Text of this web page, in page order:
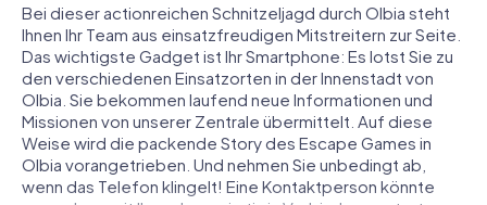
Bei dieser actionreichen Schnitzeljagd durch Olbia steht
Ihnen Ihr Team aus einsatzfreudigen Mitstreitern zur Seite.
Das wichtigste Gadget ist Ihr Smartphone: Es lotst Sie zu
den verschiedenen Einsatzorten in der Innenstadt von
Olbia. Sie bekommen laufend neue Informationen und
Missionen von unserer Zentrale übermittelt. Auf diese
Weise wird die packende Story des Escape Games in
Olbia vorangetrieben. Und nehmen Sie unbedingt ab,
wenn das Telefon klingelt! Eine Kontaktperson könnte